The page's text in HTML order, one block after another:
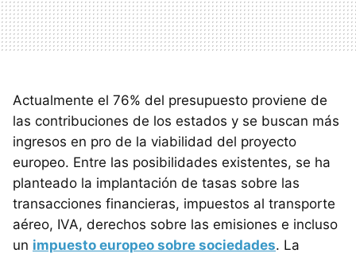
Actualmente el 76% del presupuesto proviene de
las contribuciones de los estados y se buscan más
ingresos en pro de la viabilidad del proyecto
europeo. Entre las posibilidades existentes, se ha
planteado la implantación de tasas sobre las
transacciones financieras, impuestos al transporte
aéreo, IVA, derechos sobre las emisiones e incluso
un impuesto europeo sobre sociedades. La